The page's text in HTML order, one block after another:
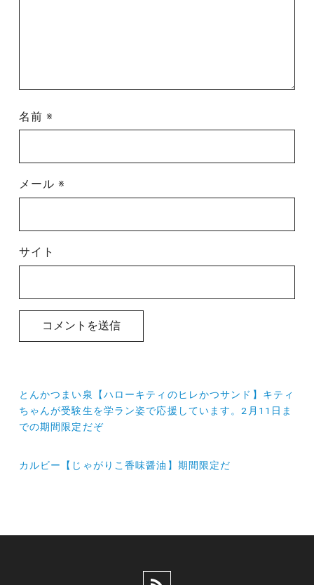
名前※
メール※
サイト
稿
ナ
とんかつまい泉【ハローキティのヒレかつサンド】キティ
ちゃんが受験生を学ラン姿で応援しています。2月11日ま
での期間限定だぞ
カルビー【じゃがりこ香味醤油】期間限定だ